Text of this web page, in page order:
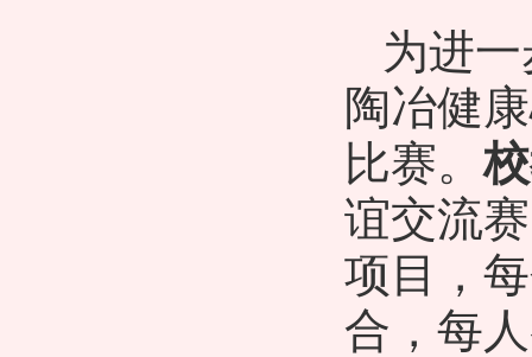
为进
陶冶健
比赛。
谊交流
项目，
合，每